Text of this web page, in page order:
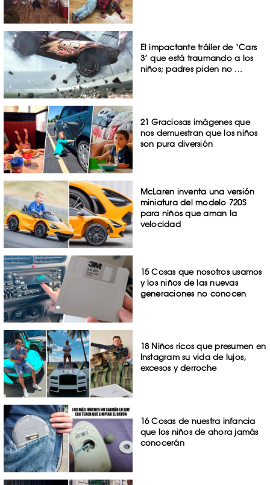
El impactante tráiler de ‘Cars
3’ que está traumando a los
niños; padres piden no ...
21 Graciosas imágenes que
nos demuestran que los niños
son pura diversión
McLaren inventa una versión
miniatura del modelo 720S
para niños que aman la
velocidad
15 Cosas que nosotros usamos
y los niños de las nuevas
generaciones no conocen
18 Niños ricos que presumen en
Instagram su vida de lujos,
excesos y derroche
16 Cosas de nuestra infancia
que los niños de ahora jamás
conocerán